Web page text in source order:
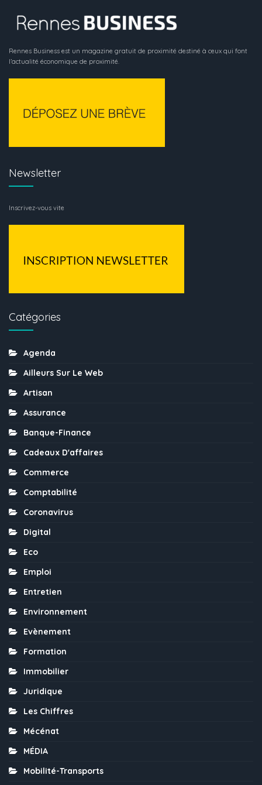
Rennes Business est un magazine gratuit de proximité destiné à ceux qui font
l’actualité économique de proximité.
Newsletter
Inscrivez-vous vite
Catégories
Agenda
Ailleurs Sur Le Web
Artisan
Assurance
Banque-Finance
Cadeaux D'affaires
Commerce
Comptabilité
Coronavirus
Digital
Eco
Emploi
Entretien
Environnement
Evènement
Formation
Immobilier
Juridique
Les Chiffres
Mécénat
MÉDIA
Mobilité-Transports